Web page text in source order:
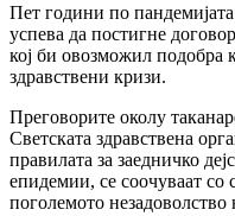
Пет години по
успева да постигне
кој би овозможил подобра
здравствени кризи.
Преговорите околу
Светската здравствена
правилата за заедничко
епидемии, се соочуваат со
поголемото незадоволство